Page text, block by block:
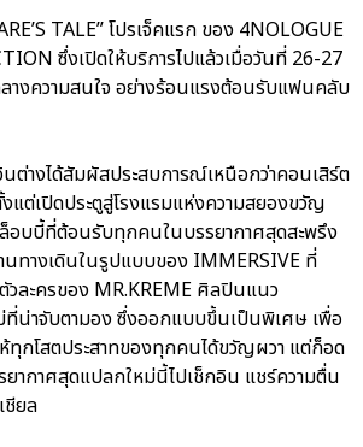
TALE” โปรเจ็คแรก ของ 4NOLOGUE
ซึ่งเปิดให้บริการไปแล้วเมื่อวันที่ 26-27
างความสนใจ อย่างร้อนแรงต้อนรับแฟนคลับ
นต่างได้สัมผัสประสบการณ์เหนือกว่าคอนเสิร์ต
ต่เปิดประตูสู่โรงแรมแห่งความสยองขวัญ
อบบี้ที่ต้อนรับทุกคนในบรรยากาศสุดสะพรึง
านทางเดินในรูปแบบของ IMMERSIVE ที่
วละครของ MR.KREME ศิลปินแนว
ที่น่าจับตามอง ซึ่งออกแบบขึ้นเป็นพิเศษ เพื่อ
ทุกโสตประสาทของทุกคนได้ขวัญผวา แต่ก็อด
ยากาศสุดแปลกใหม่นี้ไปเช็กอิน แชร์ความตื่น
ชียล